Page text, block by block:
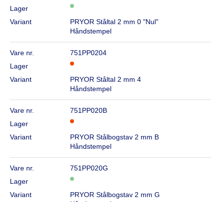
Lager
Variant
PRYOR Ståltal 2 mm 0 "Nul"
Håndstempel
Vare nr.
751PP0204
Lager
Variant
PRYOR Ståltal 2 mm 4
Håndstempel
Vare nr.
751PP020B
Lager
Variant
PRYOR Stålbogstav 2 mm B
Håndstempel
Vare nr.
751PP020G
Lager
Variant
PRYOR Stålbogstav 2 mm G